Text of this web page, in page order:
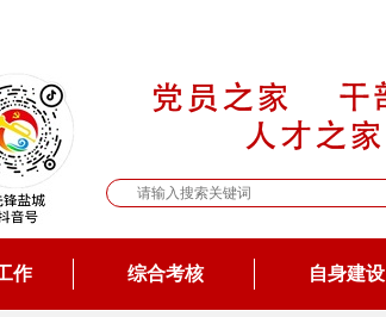
作 综合考核 自身建设